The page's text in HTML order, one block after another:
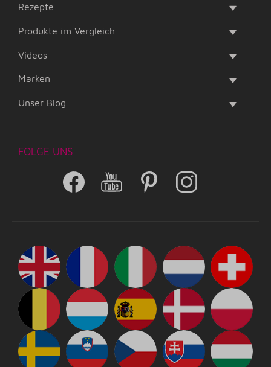
Rezepte
Produkte im Vergleich
Videos
Marken
Unser Blog
FOLGE UNS